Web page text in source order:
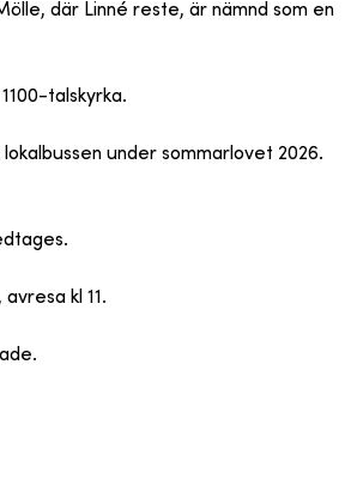
där Linné reste, är nämnd som en
talskyrka.
under sommarlovet 2026.
kl 11.